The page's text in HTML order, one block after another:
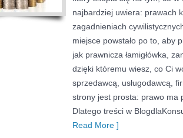
najbardziej uwiera: prawach
zagadnieniach
miejsce powstało po to, aby
jak prawnicza łamigłówka,
dzięki któremu wiesz, co Ci
sprzedawcą, usługodawcą,
strony jest prosta: prawo ma
Dlatego treści w
Read More ]